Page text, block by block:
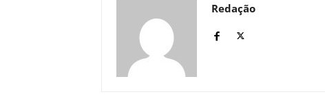
Redação